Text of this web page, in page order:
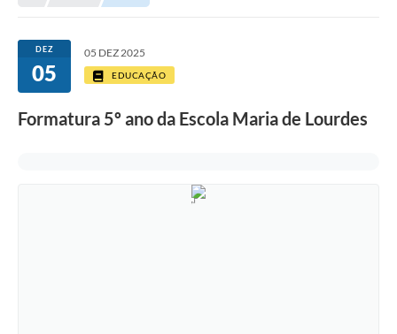
DEZ
05
05 DEZ 2025
EDUCAÇÃO
Formatura 5º ano da Escola Maria de Lourdes